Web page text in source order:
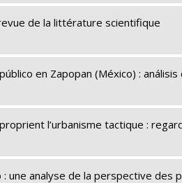
de la littérature scientifique
en Zapopan (México) :
l’urbanisme tactique :
analyse de la perspective